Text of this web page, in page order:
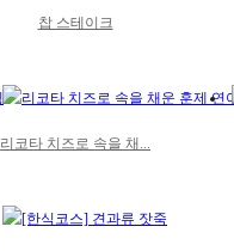
찹 스테이크
리코타 치즈로 속을 채...